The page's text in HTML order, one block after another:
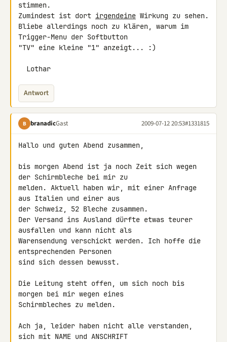
stimmen.
Zumindest ist dort irgendeine Wirkung zu sehen.
Bliebe allerdings noch zu klären, warum im
Trigger-Menu der Softbutton
"TV" eine kleine "1" anzeigt... :)
  Lothar
Antwort
B branadicGast 2009-07-12 20:53#1331815
Hallo und guten Abend zusammen,
bis morgen Abend ist ja noch Zeit sich wegen
der Schirmbleche bei mir zu
melden. Aktuell haben wir, mit einer Anfrage
aus Italien und einer aus
der Schweiz, 52 Bleche zusammen.
Der Versand ins Ausland dürfte etwas teurer
ausfallen und kann nicht als
Warensendung verschickt werden. Ich hoffe die
entsprechenden Personen
sind sich dessen bewusst.
Die Leitung steht offen, um sich noch bis
morgen bei mir wegen eines
Schirmbleches zu melden.
Ach ja, leider haben nicht alle verstanden,
sich mit NAME und ANSCHRIFT